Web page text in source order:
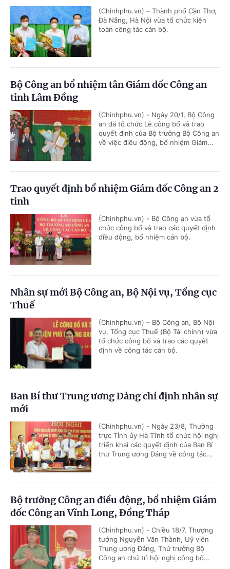
(Chinhphu.vn) – Thành phố Cần Thơ,
Đà Nẵng, Hà Nội vừa tổ chức kiện
toàn công tác cán bộ.
Bộ Công an bổ nhiệm tân Giám đốc Công an
tỉnh Lâm Đồng
(Chinhphu.vn) - Ngày 20/1, Bộ Công
an đã tổ chức Lễ công bố và trao
quyết định của Bộ trưởng Bộ Công an
về việc điều động, bổ nhiệm Giám...
Trao quyết định bổ nhiệm Giám đốc Công an 2
tỉnh
(Chinhphu.vn) - Bộ Công an vừa tổ
chức công bố và trao các quyết định
điều động, bổ nhiệm cán bộ.
Nhân sự mới Bộ Công an, Bộ Nội vụ, Tổng cục
Thuế
(Chinhphu.vn) – Bộ Công an, Bộ Nội
vụ, Tổng cục Thuế (Bộ Tài chính) vừa
tổ chức công bố và trao các quyết
định về công tác cán bộ.
Ban Bí thư Trung ương Đảng chỉ định nhân sự
mới
(Chinhphu.vn) - Ngày 23/8, Thường
trực Tỉnh ủy Hà Tĩnh tổ chức hội nghị
triển khai các quyết định của Ban Bí
thư Trung ương Đảng về công tác...
Bộ trưởng Công an điều động, bổ nhiệm Giám
đốc Công an Vĩnh Long, Đồng Tháp
(Chinhphu.vn) - Chiều 18/7, Thượng
tướng Nguyễn Văn Thành, Uỷ viên
Trung ương Đảng, Thứ trưởng Bộ
Công an chủ trì hội nghị công bố...